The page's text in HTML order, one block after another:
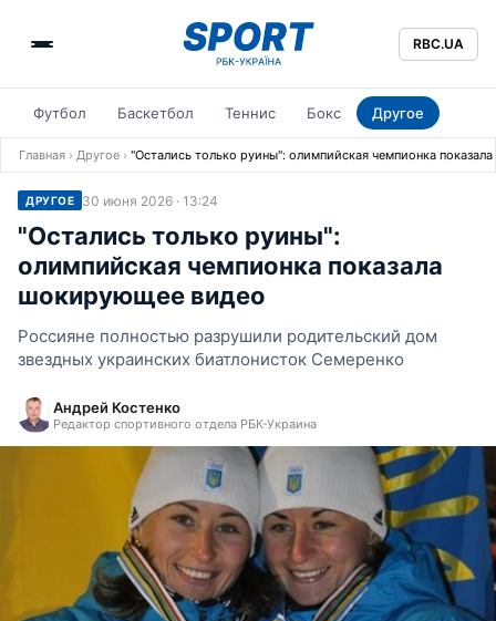
RBC.UA
Футбол Баскетбол Теннис Бокс Другое
Главная › Другое › "Остались только руины": олимпийская чемпионка
ДРУГОЕ 30 июня 2026 · 13:24
"Остались только руины":
олимпийская чемпионка показала
шокирующее видео
Россияне полностью разрушили родительский дом
звездных украинских биатлонисток Семеренко
Андрей Костенко
Редактор спортивного отдела РБК-Украина